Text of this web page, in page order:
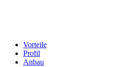
Vorteile
Profil
Anbau